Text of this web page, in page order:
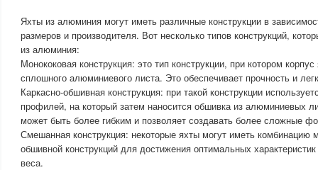
Яхты из алюминия могут иметь различные конструкции в
размеров и производителя. Вот несколько типов конструкций,
из алюминия:
Монококовая конструкция: это тип конструкции, при котором
сплошного алюминиевого листа. Это обеспечивает прочность и
Каркасно-обшивная конструкция: при такой конструкции
профилей, на который затем наносится обшивка из алюминиевых
может быть более гибким и позволяет создавать более сложные
Смешанная конструкция: некоторые яхты могут иметь комбинацию
обшивной конструкций для достижения оптимальных
веса.